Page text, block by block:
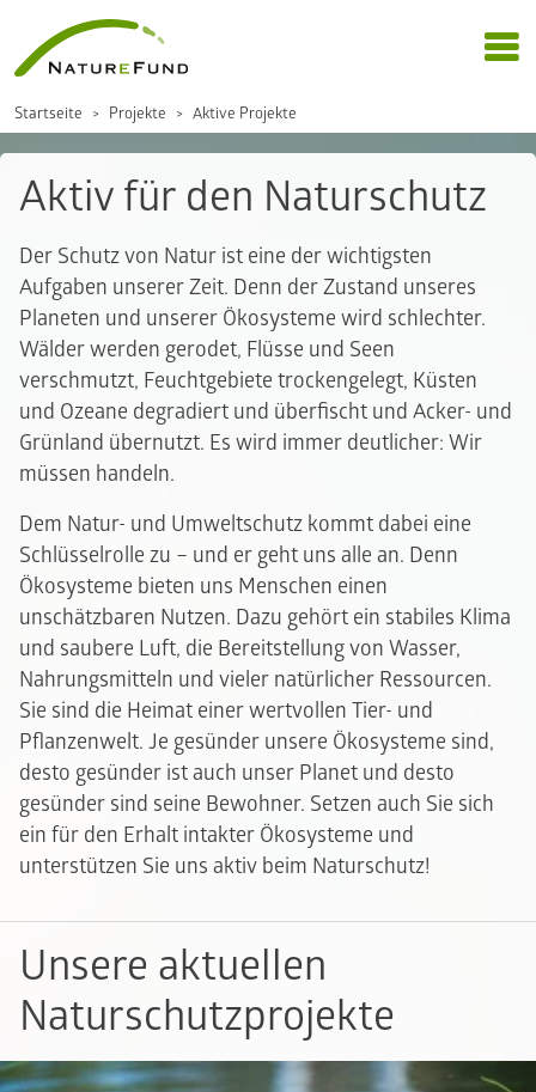
Startseite Projekte Aktive Projekte
Aktiv für den Naturschutz
Der Schutz von Natur ist eine der wichtigsten
Aufgaben unserer Zeit. Denn der Zustand unseres
Planeten und unserer Ökosysteme wird schlechter.
Wälder werden gerodet, Flüsse und Seen
verschmutzt, Feuchtgebiete trockengelegt, Küsten
und Ozeane degradiert und überfischt und Acker- und
Grünland übernutzt. Es wird immer deutlicher: Wir
müssen handeln.
Dem Natur- und Umweltschutz kommt dabei eine
Schlüsselrolle zu – und er geht uns alle an. Denn
Ökosysteme bieten uns Menschen einen
unschätzbaren Nutzen. Dazu gehört ein stabiles Klima
und saubere Luft, die Bereitstellung von Wasser,
Nahrungsmitteln und vieler natürlicher Ressourcen.
Sie sind die Heimat einer wertvollen Tier- und
Pflanzenwelt. Je gesünder unsere Ökosysteme sind,
desto gesünder ist auch unser Planet und desto
gesünder sind seine Bewohner. Setzen auch Sie sich
ein für den Erhalt intakter Ökosysteme und
unterstützen Sie uns aktiv beim Naturschutz!
Unsere aktuellen
Naturschutzprojekte